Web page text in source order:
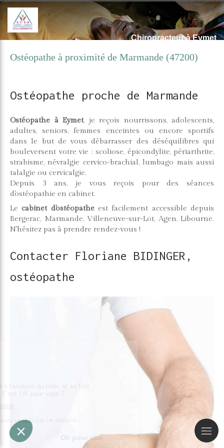
Chiropracteur à Eymet
Ostéopathe à proximité de Marmande (47200)
Ostéopathe proche de Marmande
Ostéopathe à Eymet, je reçois nourrissons, adolescents,
adultes, seniors, femmes enceintes ou encore sportifs
dans le but de vous débarrasser des déséquilibres qui
bouleversent votre vie : scoliose, épicondylite, périarthrite,
strabisme, névralgie cervico-brachial, lumbago mais aussi
talalgie ou cervicalgie.
Depuis 3 ans, je vous reçois pour des séances
d'ostéopathie en cabinet.
Le cabinet d'ostéopatheest facilement accessible depuis
Bergerac, Marmande, Villeneuve-sur-Lot, Agen, Libourne.
N'hésitez pas à prendre rendez-vous !
Contacter Floriane BIDINGER,
ostéopathe